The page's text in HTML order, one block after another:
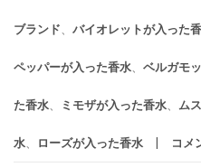
ブランド、 バイオレットが入った
ペッパーが入った香水、 ベルガモ
た香水、 ミモザが入った香水、 ム
水、 ローズが入った香水 コメ